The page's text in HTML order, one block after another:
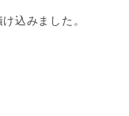
込みました。